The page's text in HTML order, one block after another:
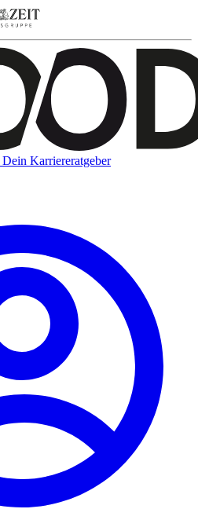
Dein Karriereratgeber